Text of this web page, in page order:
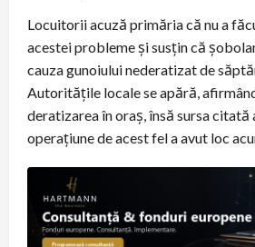
Locuitorii acuză primăria că nu a
acestei probleme și susțin că
cauza gunoiului nederatizat de
Autoritățile locale se apără,
deratizarea în oraș, însă sursa
operațiune de acest fel a avut loc